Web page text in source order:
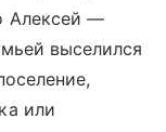
Алексей —
выселился
или